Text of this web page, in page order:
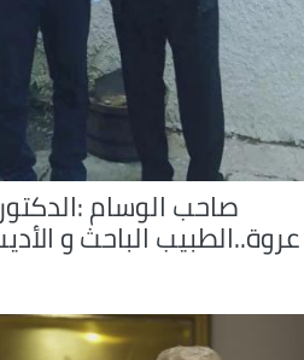
صاحب الوسام
عروة..الطبيب الباحث و